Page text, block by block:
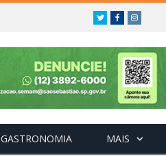
TwitterFacebookInstagram
GASTRONOMIA MAIS